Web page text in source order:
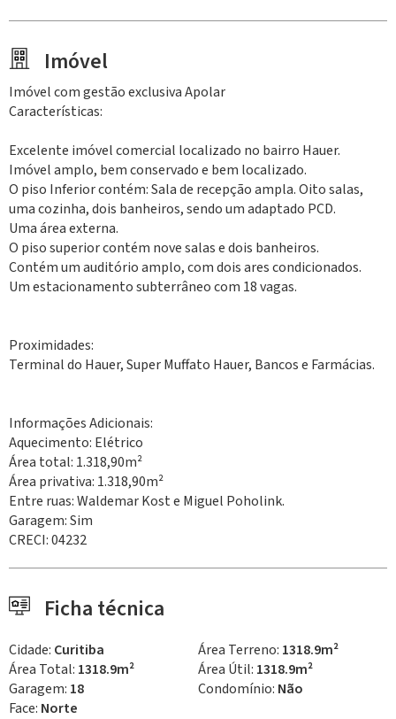
Imóvel
Imóvel com gestão exclusiva Apolar
Características:
Excelente imóvel comercial localizado no bairro Hauer.
Imóvel amplo, bem conservado e bem localizado.
O piso Inferior contém: Sala de recepção ampla. Oito salas,
uma cozinha, dois banheiros, sendo um adaptado PCD.
Uma área externa.
O piso superior contém nove salas e dois banheiros.
Contém um auditório amplo, com dois ares condicionados.
Um estacionamento subterrâneo com 18 vagas.
Proximidades:
Terminal do Hauer, Super Muffato Hauer, Bancos e Farmácias.
Informações Adicionais:
Aquecimento: Elétrico
Área total: 1.318,90m²
Área privativa: 1.318,90m²
Entre ruas: Waldemar Kost e Miguel Poholink.
Garagem: Sim
CRECI: 04232
Ficha técnica
Cidade: Curitiba Área Terreno: 1318.9m²
Área Total: 1318.9m² Área Útil: 1318.9m²
Garagem: 18 Condomínio: Não
Face: Norte